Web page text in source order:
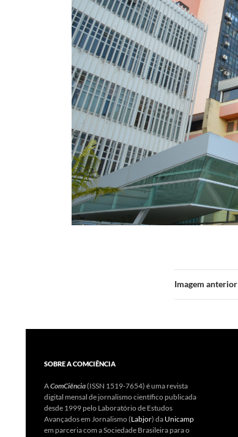
Imagem anterior
SOBRE A COMCIÊNCIA
AComCiência(ISSN 1519-7654) é uma revista
digital mensal de jornalismo científico publicada
desde 1999 pelo Laboratório de Estudos
Avançados em Jornalismo (Labjor) da Unicamp
em parceria com a Sociedade Brasileira para o